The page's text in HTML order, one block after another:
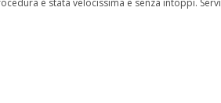
è stata velocissima e senza intoppi.